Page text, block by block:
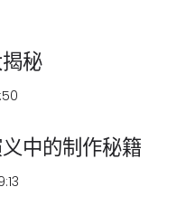
秘
中的制作秘籍